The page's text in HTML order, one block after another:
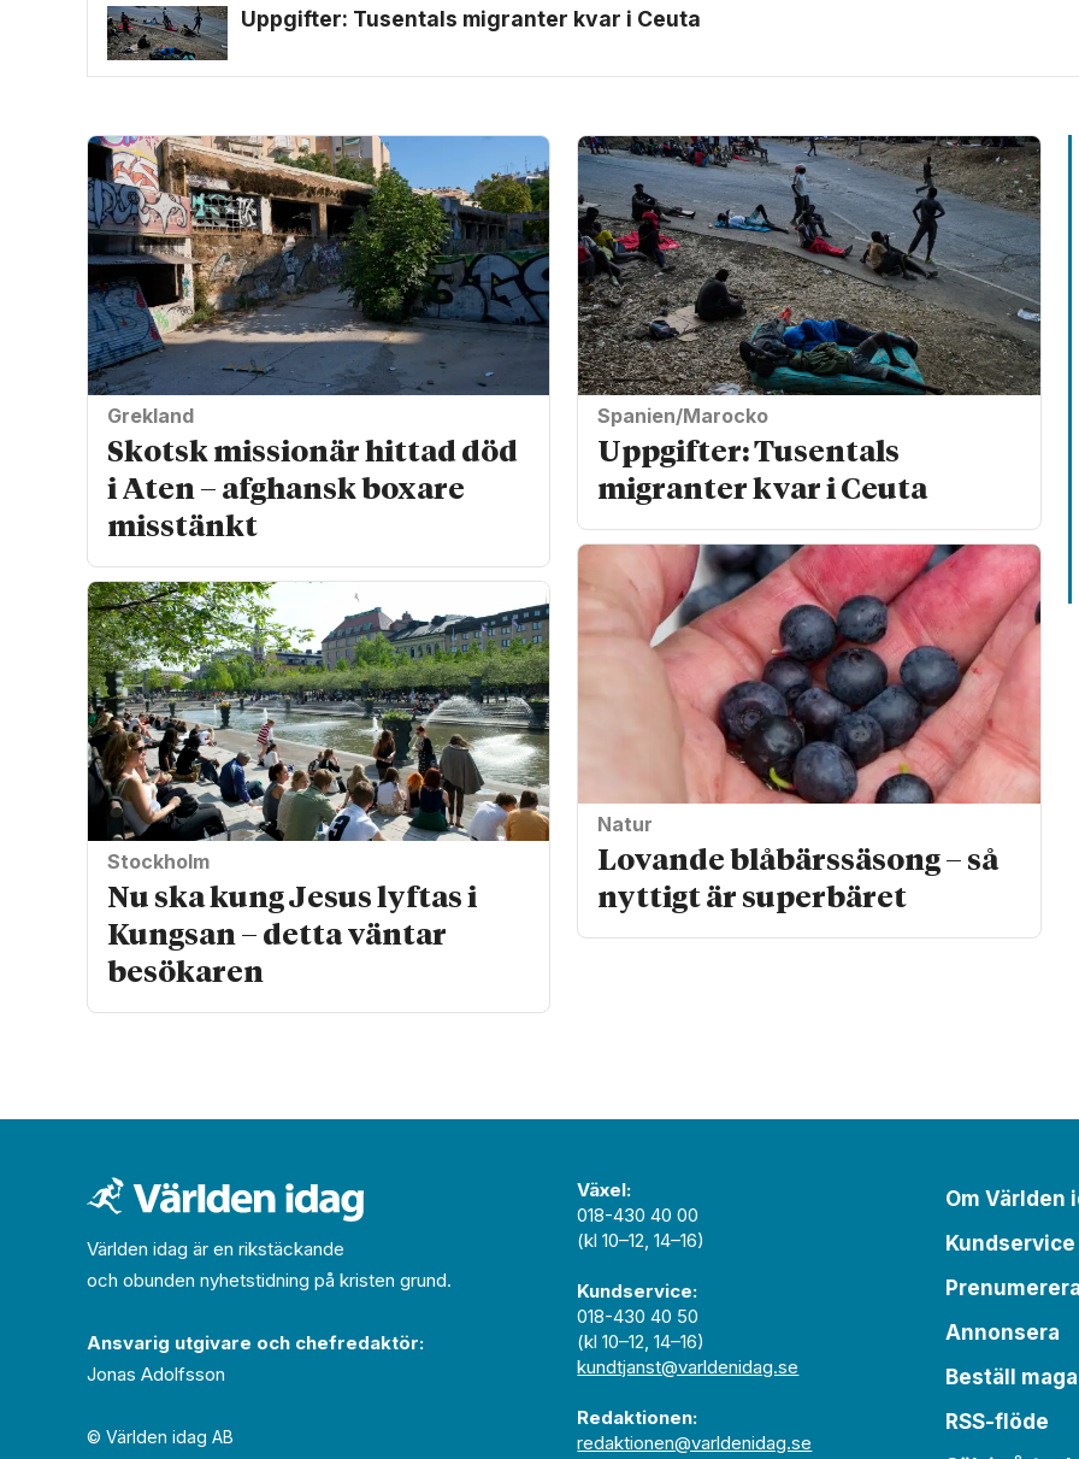
Uppgifter: Tusentals migranter kvar i Ceuta
Grekland
Skotsk missionär hittad död
i Aten – afghansk boxare
misstänkt
Stockholm
Nu ska kung Jesus lyftas i
Kungsan – detta väntar
besökaren
Spanien/Marocko
Uppgifter: Tusentals
migranter kvar i Ceuta
Natur
Lovande blåbärssäsong – så
nyttigt är superbäret
Världen idag är en rikstäckande
och obunden nyhets­­­tidning på kristen grund.
Ansvarig utgivare och chef­redaktör:
Jonas Adolfsson
© Världen idag AB
Växel:
018-430 40 00
(kl 10–12, 14–16)
Kundservice:
018-430 40 50
(kl 10–12, 14–16)
kundtjanst@varldenidag.se
Redaktionen:
redaktionen@varldenidag.se
Om Världen
Kundservice
Annonsera
Beställ
RSS-flöde